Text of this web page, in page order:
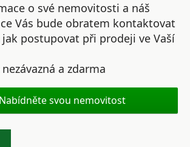
o své nemovitosti a náš
Vás bude obratem kontaktovat
postupovat při prodeji ve Vaší
a zdarma
Nabídněte svou nemovitost